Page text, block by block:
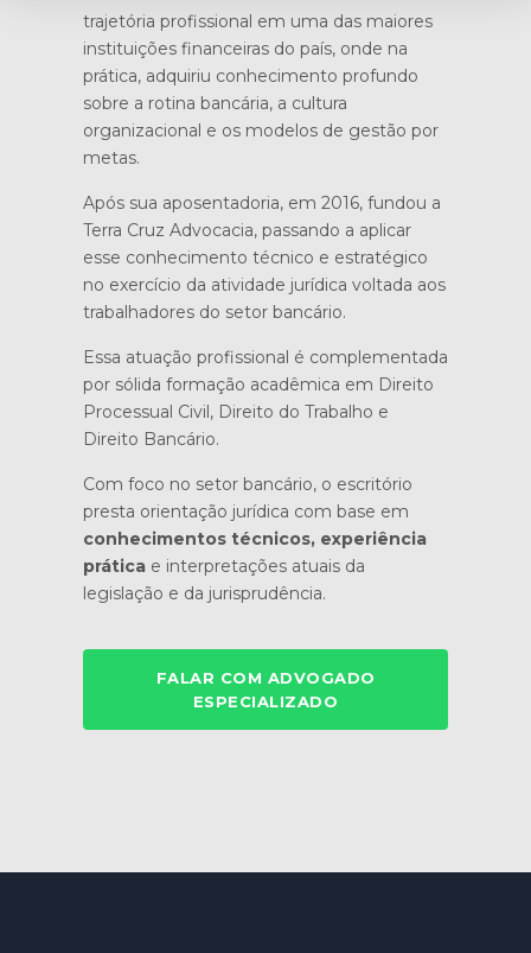
trajetória profissional em uma das maiores
instituições financeiras do país, onde na
prática, adquiriu conhecimento profundo
sobre a rotina bancária, a cultura
organizacional e os modelos de gestão por
metas.
Após sua aposentadoria, em 2016, fundou a
Terra Cruz Advocacia, passando a aplicar
esse conhecimento técnico e estratégico
no exercício da atividade jurídica voltada aos
trabalhadores do setor bancário.
Essa atuação profissional é complementada
por sólida formação acadêmica em Direito
Processual Civil, Direito do Trabalho e
Direito Bancário.
Com foco no setor bancário, o escritório
presta orientação jurídica com base em
conhecimentos técnicos, experiência
prática e interpretações atuais da
legislação e da jurisprudência.
FALAR COM ADVOGADO
ESPECIALIZADO